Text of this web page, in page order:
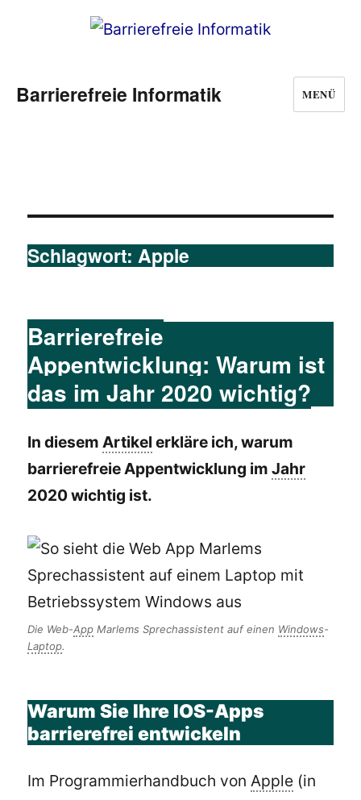
Barrierefreie Informatik MENÜ
Schlagwort:Apple
Barrierefreie
Appentwicklung: Warum ist
das im Jahr 2020 wichtig?
In diesem Artikel erkläre ich, warum
barrierefreie Appentwicklung imJahr
2020 wichtig ist.
Die Web-App Marlems Sprechassistent auf einen Windows-
Laptop.
Warum Sie Ihre IOS-Apps
barrierefrei entwickeln
Im Programmierhandbuch vonApple (in